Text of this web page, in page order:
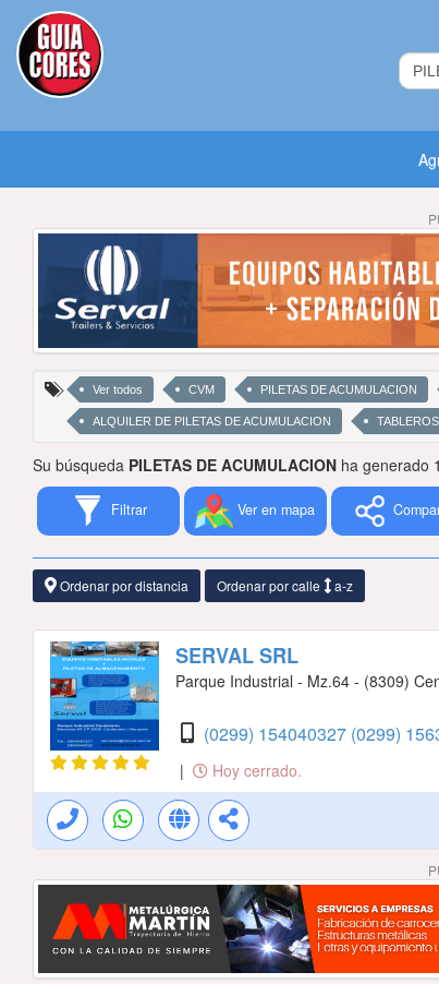
Ver todos CVM PILETAS DE ACUMULACION
ALQUILER DE PILETAS DE ACUMULACION
Su búsqueda PILETAS DE ACUMULACION ha generado
Filtrar Ver en mapa
Ordenar por distancia Ordenar por calle a-z
SERVAL SRL
Parque Industrial - Mz.64 - (8309)
(0299) 154040327 (0299)
| Hoy cerrado.